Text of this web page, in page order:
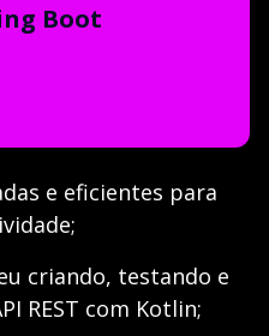
Boot
e eficientes para
criando, testando e
REST com Kotlin;